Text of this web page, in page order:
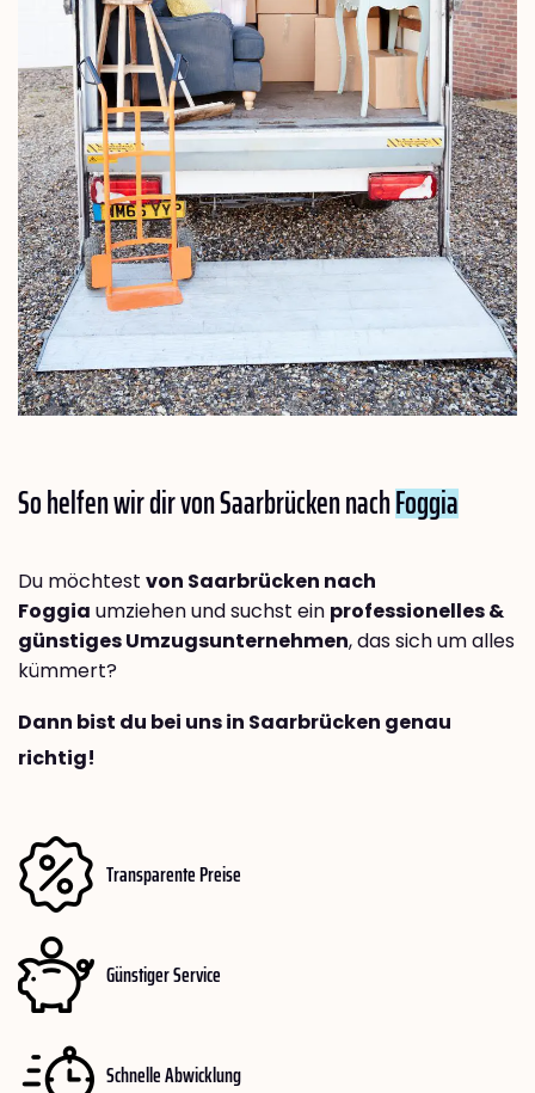
So helfen wir dir von Saarbrücken nachFoggia
Du möchtest von Saarbrücken nach
Foggia umziehen und suchst ein professionelles &
günstiges Umzugsunternehmen, das sich um alles
kümmert?
Dann bist du bei uns in Saarbrücken genau
richtig!
Transparente Preise
Günstiger Service
Schnelle Abwicklung